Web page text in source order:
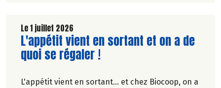
accessible et désirable une bio exigeante.
Le 1 juillet 2026
Lire la suite de l'article
L'appétit vient en sortant et on a de
quoi se régaler !
L'appétit vient en sortant... et chez Biocoop, on a